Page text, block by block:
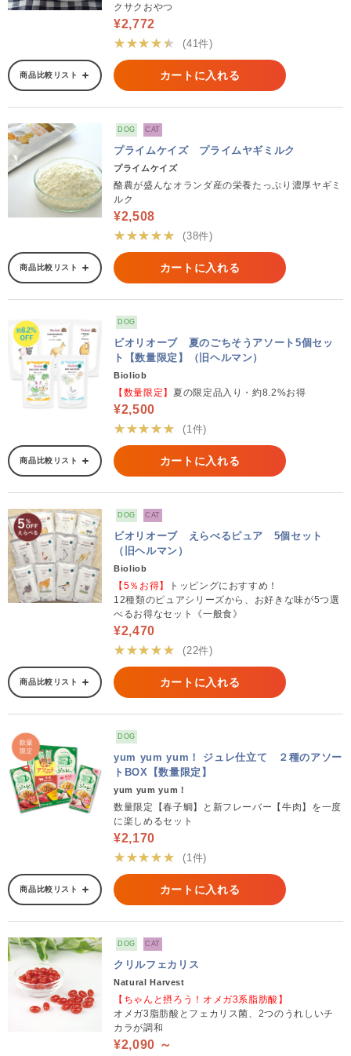
クサクおやつ
¥2,772
★★★★★
(41件)
商品比較リスト カートに入れる
DOG CAT
プライムケイズ プライムヤギミルク
プライムケイズ
酪農が盛んなオランダ産の栄養たっぷり濃厚ヤギミ
ルク
¥2,508
★★★★★
(38件)
商品比較リスト カートに入れる
DOG
ビオリオーブ 夏のごちそうアソート5個セッ
ト【数量限定】（旧ヘルマン）
Bioliob
【数量限定】 夏の限定品入り・約8.2%お得
¥2,500
★★★★★
(1件)
商品比較リスト カートに入れる
DOG CAT
ビオリオーブ えらべるピュア 5個セット
（旧ヘルマン）
Bioliob
【5％お得】
トッピングにおすすめ！
12種類のピュアシリーズから、お好きな味が5つ選
べるお得なセット《一般食》
¥2,470
★★★★★
(22件)
商品比較リスト カートに入れる
DOG
yum yum yum！ ジュレ仕立て ２種のアソー
トBOX【数量限定】
yum yum yum！
数量限定【春子鯛】と新フレーバー【牛肉】を一度
に楽しめるセット
¥2,170
★★★★★
(1件)
商品比較リスト カートに入れる
DOG CAT
クリルフェカリス
Natural Harvest
【ちゃんと摂ろう！オメガ3系脂肪酸】
オメガ3脂肪酸とフェカリス菌、2つのうれしいチ
カラが調和
¥2,090 ～